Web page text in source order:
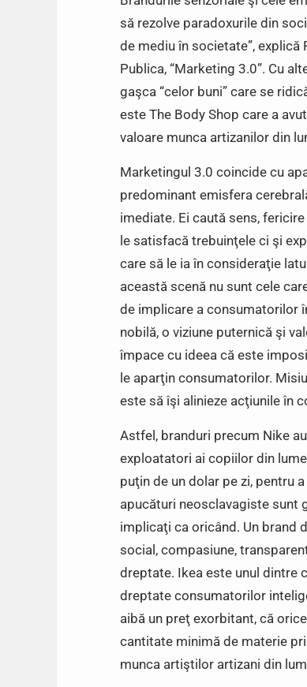
să rezolve paradoxurile din
de mediu în societate”,
Publica, “Marketing 3.0”. Cu
gaşca “celor buni” care se
este The Body Shop care a
valoare munca artizanilor din
Marketingul 3.0 coincide cu
predominant emisfera
imediate. Ei caută sens,
le satisfacă trebuinţele ci şi
care să le ia în consideraţie
această scenă nu sunt cele
de implicare a consumatorilor
nobilă, o viziune puternică şi
împace cu ideea că este
le aparţin consumatorilor.
este să îşi alinieze acţiunile în
Astfel, branduri precum Nike
exploatatori ai copiilor din
puţin de un dolar pe zi, pentru
apucături neosclavagiste sunt
implicaţi ca oricând. Un brand
social, compasiune,
dreptate. Ikea este unul dintre
dreptate consumatorilor
aibă un preţ exorbitant, că
cantitate minimă de materie
munca artiştilor artizani din